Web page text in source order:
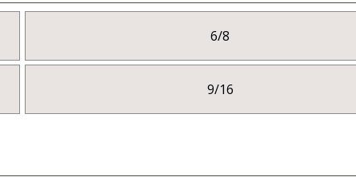
6/8
9/16